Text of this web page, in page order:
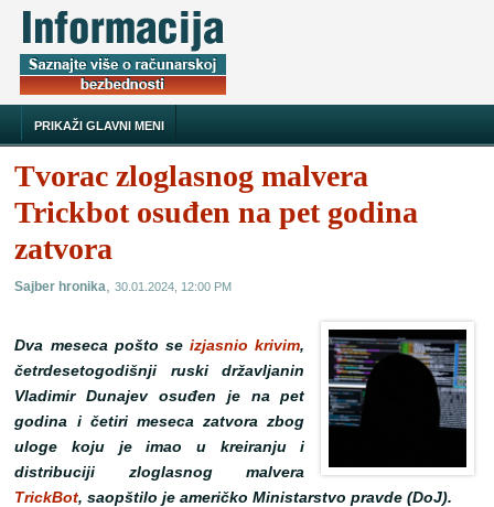
PRIKAŽI GLAVNI MENI
Tvorac zloglasnog malvera
Trickbot osuđen na pet godina
zatvora
Sajber hronika,30.01.2024, 12:00 PM
Dva meseca pošto se izjasnio krivim,
četrdesetogodišnji ruski državljanin
Vladimir Dunajev osuđen je na pet
godina i četiri meseca zatvora zbog
uloge koju je imao u kreiranju i
distribuciji zloglasnog malvera
TrickBot, saopštilo je američko Ministarstvo pravde (DoJ).